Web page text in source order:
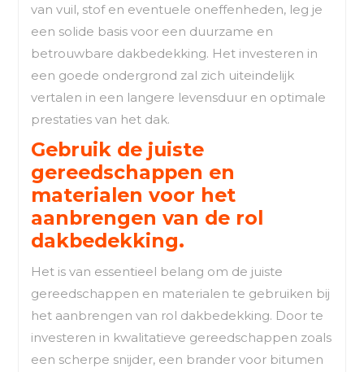
van vuil, stof en eventuele oneffenheden, leg je
een solide basis voor een duurzame en
betrouwbare dakbedekking. Het investeren in
een goede ondergrond zal zich uiteindelijk
vertalen in een langere levensduur en optimale
prestaties van het dak.
Gebruik de juiste
gereedschappen en
materialen voor het
aanbrengen van de rol
dakbedekking.
Het is van essentieel belang om de juiste
gereedschappen en materialen te gebruiken bij
het aanbrengen van rol dakbedekking. Door te
investeren in kwalitatieve gereedschappen zoals
een scherpe snijder, een brander voor bitumen